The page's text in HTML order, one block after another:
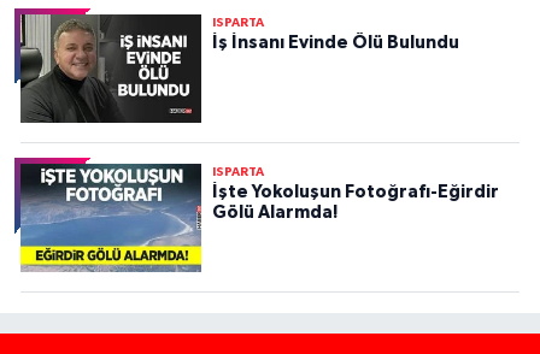
ISPARTA
İş İnsanı Evinde Ölü Bulundu
ISPARTA
İşte Yokoluşun Fotoğrafı-Eğirdir
Gölü Alarmda!